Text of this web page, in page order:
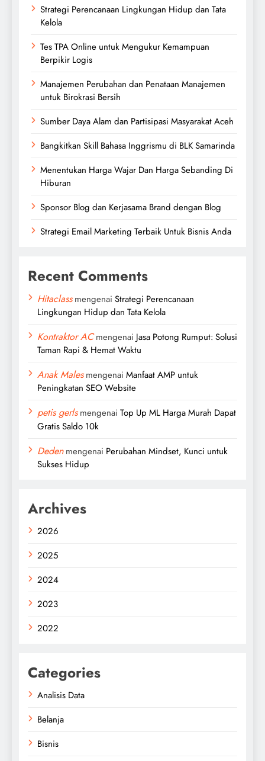
Strategi Perencanaan Lingkungan Hidup dan Tata
Kelola
Tes TPA Online untuk Mengukur Kemampuan
Berpikir Logis
Manajemen Perubahan dan Penataan Manajemen
untuk Birokrasi Bersih
Sumber Daya Alam dan Partisipasi Masyarakat Aceh
Bangkitkan Skill Bahasa Inggrismu di BLK Samarinda
Menentukan Harga Wajar Dan Harga Sebanding Di
Hiburan
Sponsor Blog dan Kerjasama Brand dengan Blog
Strategi Email Marketing Terbaik Untuk Bisnis Anda
Recent Comments
Hitaclassmengenai Strategi Perencanaan
Lingkungan Hidup dan Tata Kelola
Kontraktor ACmengenai Jasa Potong Rumput: Solusi
Taman Rapi & Hemat Waktu
Anak Malesmengenai Manfaat AMP untuk
Peningkatan SEO Website
petis gerlsmengenai Top Up ML Harga Murah Dapat
Gratis Saldo 10k
Dedenmengenai Perubahan Mindset, Kunci untuk
Sukses Hidup
Archives
2026
2025
2024
2023
2022
Categories
Analisis Data
Belanja
Bisnis